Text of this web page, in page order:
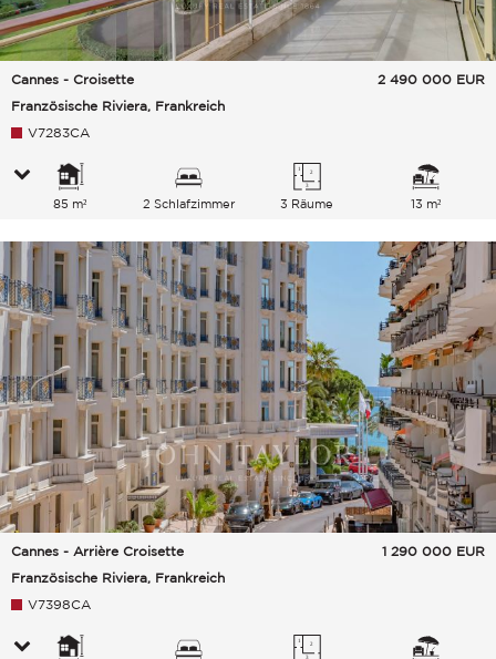
Cannes - Croisette
Französische Riviera, Frankreich
2 490 000 EUR
V7283CA
85 m² 2 Schlafzimmer 3 Räume 13 m²
Cannes - Arrière Croisette
Französische Riviera, Frankreich
1 290 000 EUR
V7398CA